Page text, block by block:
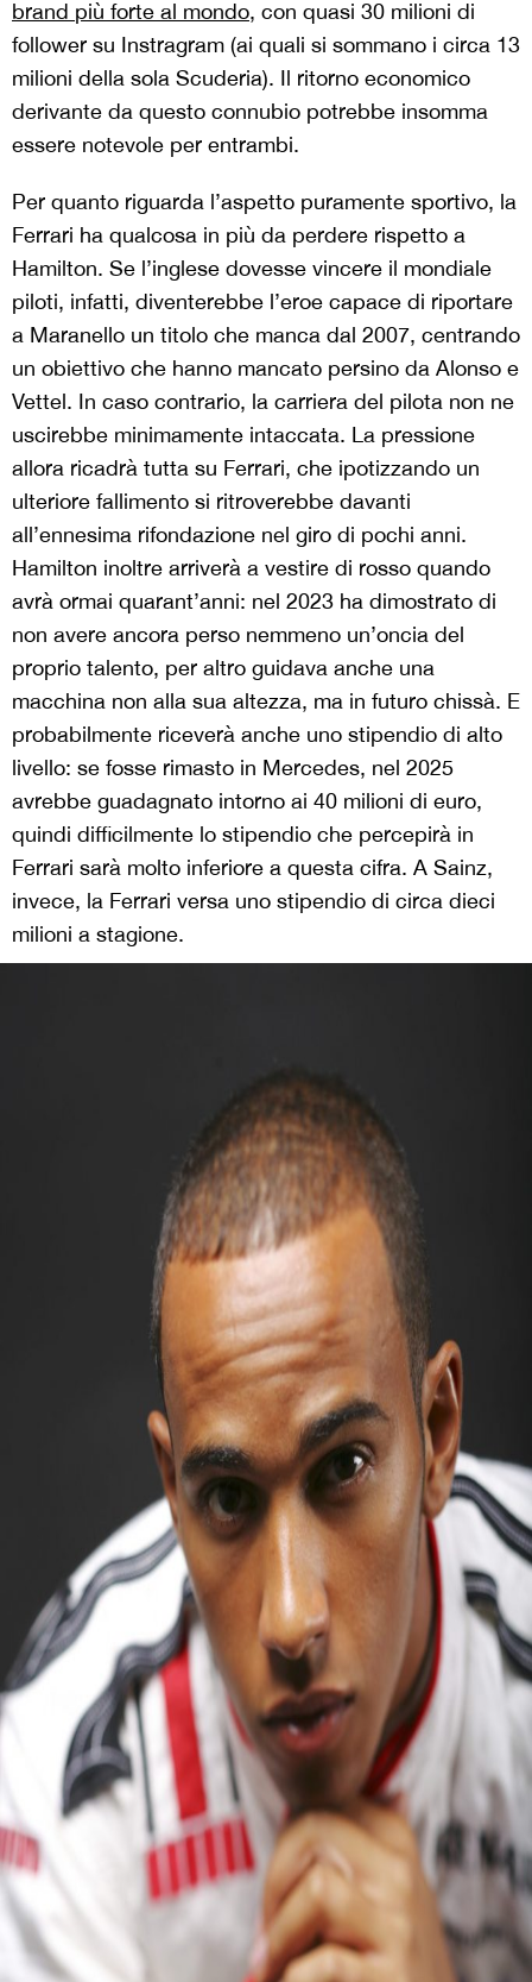
brand più forte al mondo, con quasi 30 milioni di
follower su Instragram (ai quali si sommano i circa 13
milioni della sola Scuderia). Il ritorno economico
derivante da questo connubio potrebbe insomma
essere notevole per entrambi.
Per quanto riguarda l’aspetto puramente sportivo, la
Ferrari ha qualcosa in più da perdere rispetto a
Hamilton. Se l’inglese dovesse vincere il mondiale
piloti, infatti, diventerebbe l’eroe capace di riportare
a Maranello un titolo che manca dal 2007, centrando
un obiettivo che hanno mancato persino da Alonso e
Vettel. In caso contrario, la carriera del pilota non ne
uscirebbe minimamente intaccata. La pressione
allora ricadrà tutta su Ferrari, che ipotizzando un
ulteriore fallimento si ritroverebbe davanti
all’ennesima rifondazione nel giro di pochi anni.
Hamilton inoltre arriverà a vestire di rosso quando
avrà ormai quarant’anni: nel 2023 ha dimostrato di
non avere ancora perso nemmeno un’oncia del
proprio talento, per altro guidava anche una
macchina non alla sua altezza, ma in futuro chissà. E
probabilmente riceverà anche uno stipendio di alto
livello: se fosse rimasto in Mercedes, nel 2025
avrebbe guadagnato intorno ai 40 milioni di euro,
quindi difficilmente lo stipendio che percepirà in
Ferrari sarà molto inferiore a questa cifra. A Sainz,
invece, la Ferrari versa uno stipendio di circa dieci
milioni a stagione.